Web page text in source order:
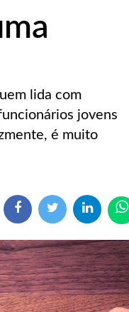
lida com
jovens
é muito